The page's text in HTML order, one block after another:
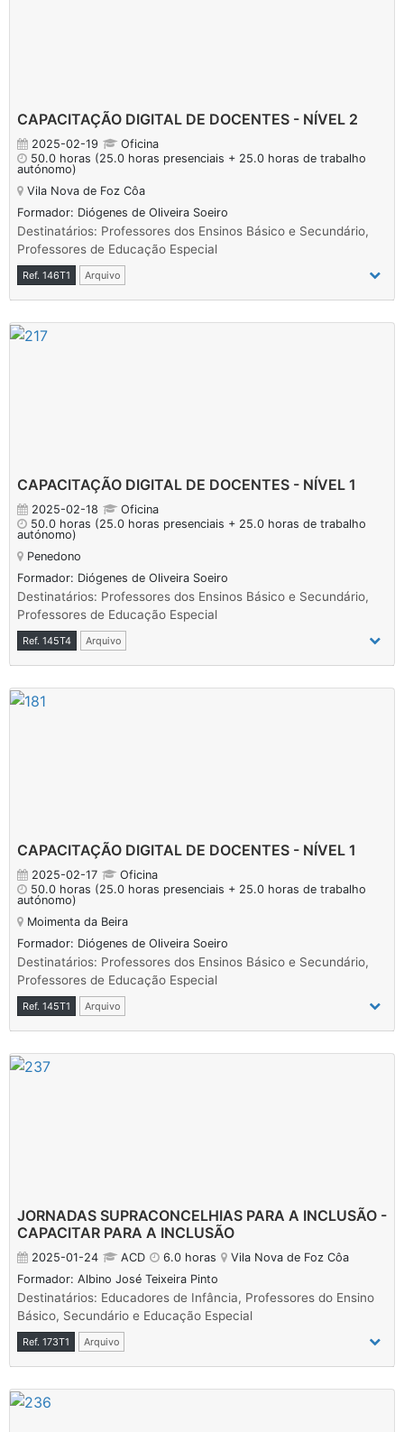
CAPACITAÇÃO DIGITAL DE DOCENTES - NÍVEL 2
2025-02-19
Oficina
50.0 horas (25.0 horas presenciais + 25.0 horas de trabalho
autónomo)
Vila Nova de Foz Côa
Formador: Diógenes de Oliveira Soeiro
Destinatários: Professores dos Ensinos Básico e Secundário,
Professores de Educação Especial
Ref. 146T1 Arquivo
CAPACITAÇÃO DIGITAL DE DOCENTES - NÍVEL 1
2025-02-18
Oficina
50.0 horas (25.0 horas presenciais + 25.0 horas de trabalho
autónomo)
Penedono
Formador: Diógenes de Oliveira Soeiro
Destinatários: Professores dos Ensinos Básico e Secundário,
Professores de Educação Especial
Ref. 145T4 Arquivo
CAPACITAÇÃO DIGITAL DE DOCENTES - NÍVEL 1
2025-02-17
Oficina
50.0 horas (25.0 horas presenciais + 25.0 horas de trabalho
autónomo)
Moimenta da Beira
Formador: Diógenes de Oliveira Soeiro
Destinatários: Professores dos Ensinos Básico e Secundário,
Professores de Educação Especial
Ref. 145T1 Arquivo
JORNADAS SUPRACONCELHIAS PARA A INCLUSÃO -
CAPACITAR PARA A INCLUSÃO
2025-01-24 ACD 6.0 horas
Vila Nova de Foz Côa
Formador: Albino José Teixeira Pinto
Destinatários: Educadores de Infância, Professores do Ensino
Básico, Secundário e Educação Especial
Ref. 173T1 Arquivo